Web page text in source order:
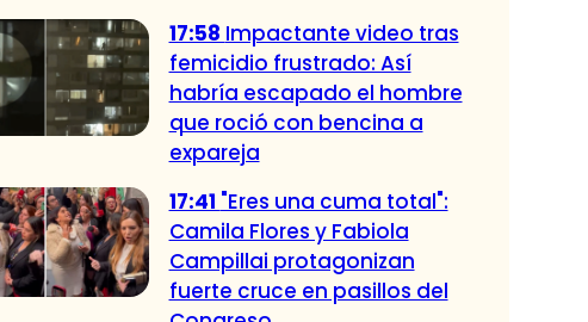
17:58 Impactante video tras
femicidio frustrado: Así
habría escapado el hombre
que roció con bencina a
expareja
17:41 "Eres una cuma total":
Camila Flores y Fabiola
Campillai protagonizan
fuerte cruce en pasillos del